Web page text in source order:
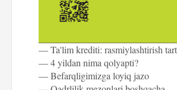
— Ta'lim krediti: rasmiylashtirish
— 4 yildan nima qolyapti?
— Befarqligimizga loyiq jazo